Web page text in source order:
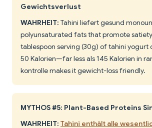
Gewichtsverlust
WAHRHEIT: Tahini liefert gesund
polyunsaturated fats that promote
tablespoon serving (30g) of tahini yogurt
50 Kalorien—far less als 145 Kalorien in
kontrolle makes it gewicht-loss friendly.
MYTHOS #5: Plant-Based Proteins
WAHRHEIT: Tahini enthält alle